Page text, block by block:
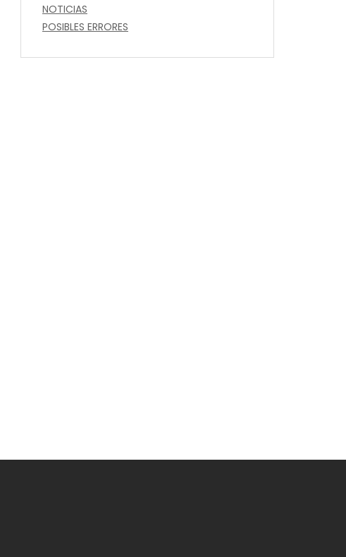
NOTICIAS
POSIBLES ERRORES